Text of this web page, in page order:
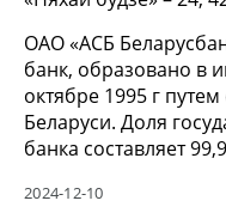
ОАО «АСБ
банк, образовано в
октябре 1995 г
Беларуси. Доля
банка составляет
2024-12-10